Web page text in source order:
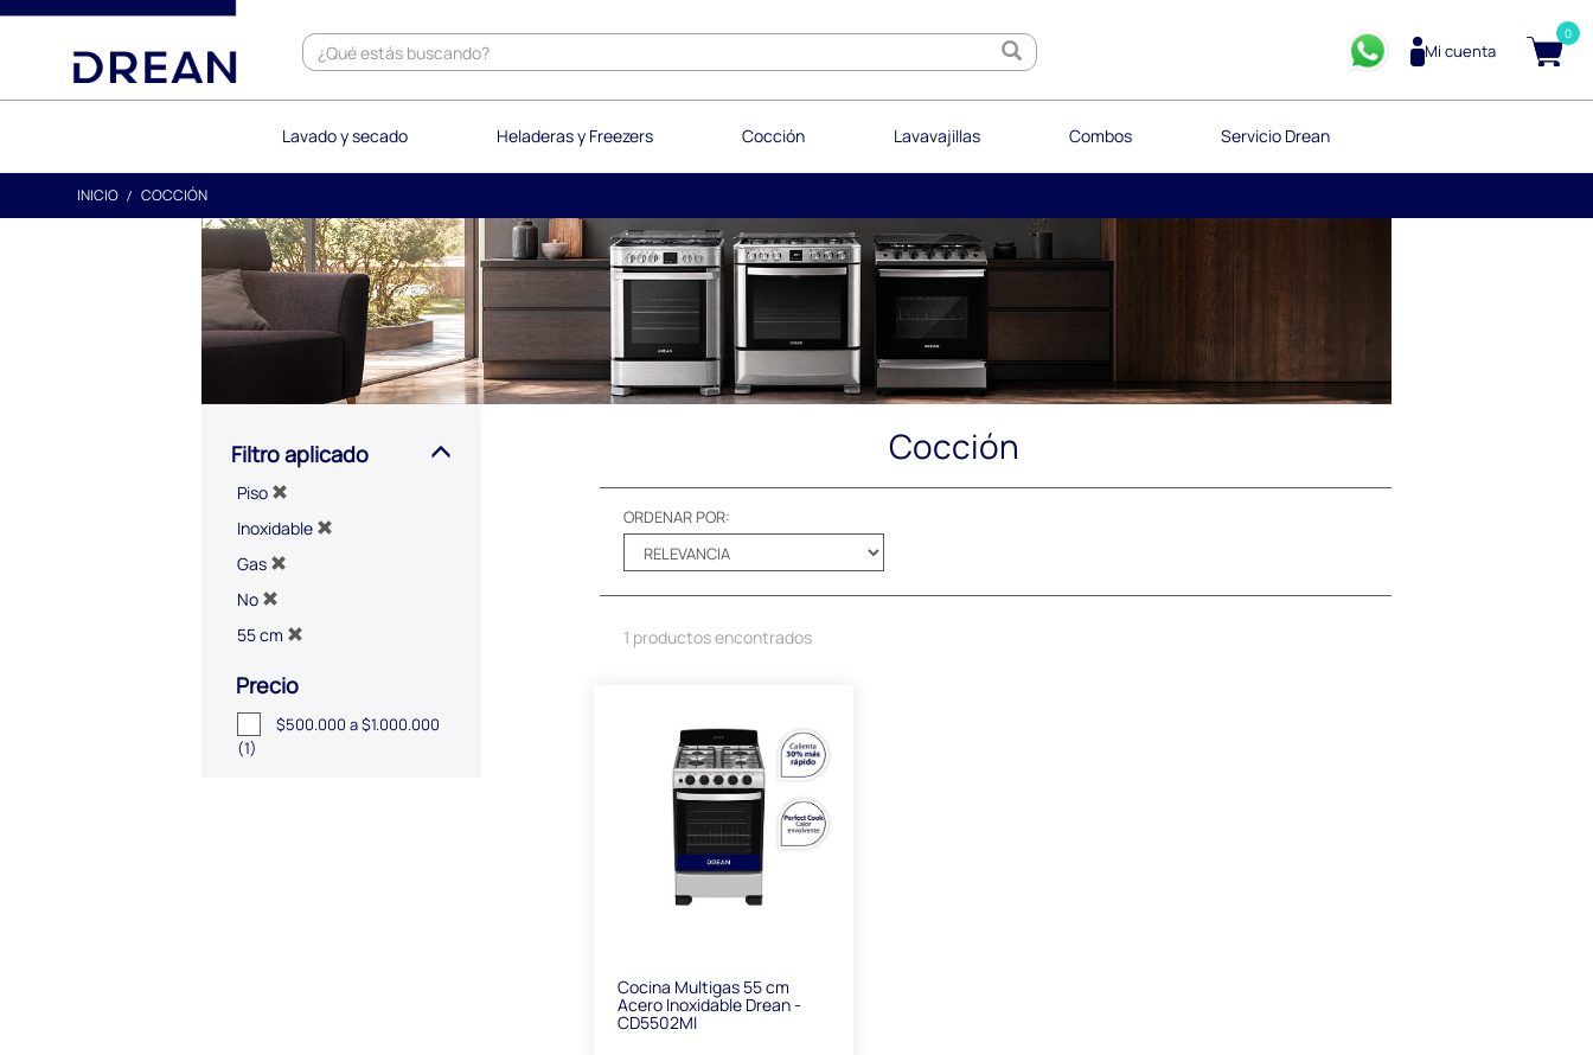
text.skipToContent
text.skipToNavigation
Mi cuenta
0
Lavado y secado Heladeras y Freezers Cocción Lavavajillas Combos Servicio Drean
INICIO COCCIÓN
Filtro aplicado
Piso
Inoxidable
Gas
No
55 cm
Precio
$500.000 a $1.000.000
(1)
Cocción
ORDENAR POR:
1 productos encontrados
Cocina Multigas 55 cm
Acero Inoxidable Drean -
CD5502MI